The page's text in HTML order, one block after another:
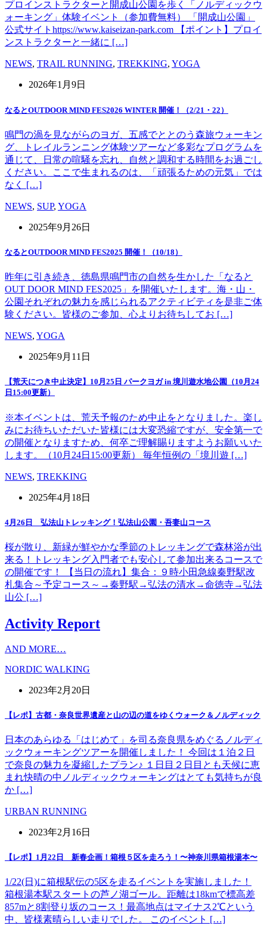
プロインストラクターと開成山公園を歩く「ノルディックウ
ォーキング」体験イベント（参加費無料） 「開成山公園」
公式サイトhttps://www.kaiseizan-park.com 【ポイント】プロイ
ンストラクターと一緒に […]
NEWS, TRAIL RUNNING, TREKKING, YOGA
2026年1月9日
なるとOUTDOOR MIND FES2026 WINTER 開催！（2/21・22）
鳴門の渦を見ながらのヨガ、五感でととのう森旅ウォーキン
グ、トレイルランニング体験ツアーなど多彩なプログラムを
通じて、日常の喧騒を忘れ、自然と調和する時間をお過ごし
ください。ここで生まれるのは、「頑張るための元気」では
なく […]
NEWS, SUP, YOGA
2025年9月26日
なるとOUTDOOR MIND FES2025 開催！（10/18）
昨年に引き続き、徳島県鳴門市の自然を生かした「なると
OUT DOOR MIND FES2025」を開催いたします。海・山・
公園それぞれの魅力を感じられるアクティビティを是非ご体
験ください。皆様のご参加、心よりお待ちしてお […]
NEWS, YOGA
2025年9月11日
【荒天につき中止決定】10月25日 パークヨガ in 境川遊水地公園（10月24
日15:00更新）
※本イベントは、荒天予報のため中止をとなりました。楽し
みにお待ちいただいた皆様には大変恐縮ですが、安全第一で
の開催となりますため、何卒ご理解賜りますようお願いいた
します。（10月24日15:00更新） 毎年恒例の「境川遊 […]
NEWS, TREKKING
2025年4月18日
4月26日 弘法山トレッキング！弘法山公園・吾妻山コース
桜が散り、新緑が鮮やかな季節のトレッキングで森林浴が出
来る！トレッキング入門者でも安心して参加出来るコースで
の開催です！ 【当日の流れ】集合：９時小田急線秦野駅改
札集合～予定コース～→秦野駅→弘法の清水→命徳寺→弘法
山公 […]
Activity Report
AND MORE…
NORDIC WALKING
2023年2月20日
【レポ】古都・奈良世界遺産と山の辺の道をゆくウォーク＆ノルディック
日本のあらゆる「はじめて」を司る奈良県をめぐるノルディ
ックウォーキングツアーを開催しました！ 今回は１泊２日
で奈良の魅力を凝縮したプラン♪ １日目２日目とも天候に恵
まれ快晴の中ノルディックウォーキングはとても気持ちが良
か […]
URBAN RUNNING
2023年2月16日
【レポ】1月22日 新春企画！箱根５区を走ろう！〜神奈川県箱根湯本〜
1/22(日)に箱根駅伝の5区を走るイベントを実施しました！
箱根湯本駅スタートの芦ノ湖ゴール。距離は18kmで標高差
857mと8割登り坂のコース！最高地点はマイナス2℃という
中、皆様素晴らしい走りでした。 このイベント […]